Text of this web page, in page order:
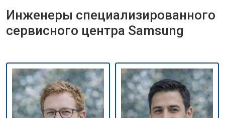
Инженеры специализированного
сервисного центра Samsung